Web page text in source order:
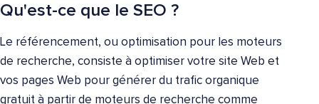
Qu'est-ce que le SEO ?
Le référencement, ou optimisation pour les moteurs
de recherche, consiste à optimiser votre site Web et
vos pages Web pour générer du trafic organique
gratuit à partir de moteurs de recherche comme